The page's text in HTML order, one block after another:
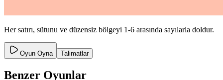
Her satırı, sütunu ve düzensiz bölgeyi 1-6 arasında sayılarla doldur.
Oyun Oyna Talimatlar
Benzer Oyunlar